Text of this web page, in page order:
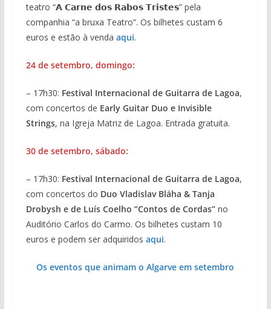
teatro “𝗔 𝗖𝗮𝗿𝗻𝗲 𝗱𝗼𝘀 𝗥𝗮𝗯𝗼𝘀 𝗧𝗿𝗶𝘀𝘁𝗲𝘀” pela
companhia “a bruxa Teatro”. Os bilhetes custam 6
euros e estão à venda aqui.
24 de setembro, domingo:
– 17h30: Festival Internacional de Guitarra de Lagoa,
com concertos de Early Guitar Duo e Invisible
Strings, na Igreja Matriz de Lagoa. Entrada gratuita.
30 de setembro, sábado:
– 17h30: Festival Internacional de Guitarra de Lagoa,
com concertos do Duo Vladislav Bláha & Tanja
Drobysh e de Luís Coelho “Contos de Cordas”no
Auditório Carlos do Carmo. Os bilhetes custam 10
euros e podem ser adquiridos aqui.
Os eventos que animam o Algarve em setembro